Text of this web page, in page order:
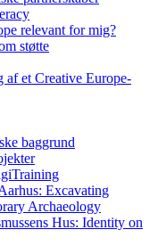
relevant for mig?
støtte
af et Creative Europe-
baggrund
Excavating
Archaeology
Hus: Identity on